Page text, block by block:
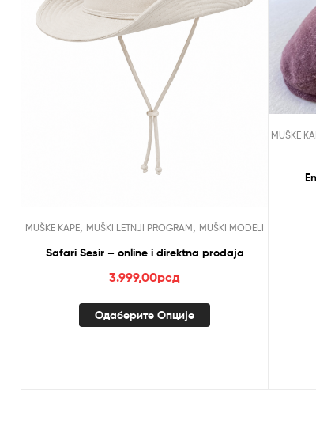
MUŠKE KAPE MUŠKI LETNJI PROGRAM MUŠKI MODELI
Safari Sesir – online i direktna prodaja
3.999,00рсд
Одаберите Опције
MUŠKE